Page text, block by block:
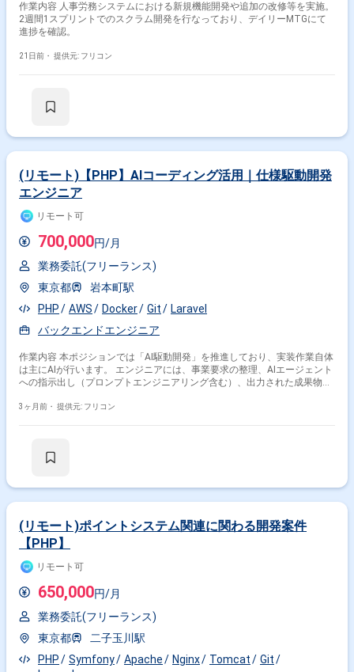
作業内容 人事労務システムにおける新規機能開発や追加の改修等を実施。
2週間1スプリントでのスクラム開発を行なっており、デイリーMTGにて
進捗を確認。
21日前・ 提供元: フリコン
(リモート)【PHP】AIコーディング活用｜仕様駆動開発
エンジニア
リモート可
700,000円/月
業務委託(フリーランス)
東京都
岩本町駅
PHP
AWS Docker Git
Laravel
バックエンドエンジニア
作業内容 本ポジションでは「AI駆動開発」を推進しており、実装作業自体
は主にAIが行います。 エンジニアには、事業要求の整理、AIエージェント
への指示出し（プロンプトエンジニアリング含む）、出力された成果物の
す
3ヶ月前・ 提供元: フリコン
(リモート)ポイントシステム関連に関わる開発案件
【PHP】
リモート可
650,000円/月
業務委託(フリーランス)
東京都
二子玉川駅
PHP
Symfony Apache Nginx Tomcat
Git
職種で絞り込む
PHP × サーバーサイドエンジニア
PHP × アプリケーションエンジニア
業界で絞り込む
PHP × サービス PHP × EC PHP × ソーシャルゲーム